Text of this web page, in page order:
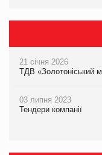
21 січня 2026
ТДВ «Золотоніський
03 липня 2023
Тендери компанії